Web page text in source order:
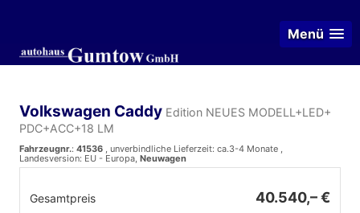
Menü
Volkswagen Caddy Edition NEUES MODELL+LED+
PDC+ACC+18 LM
Fahrzeugnr.: 41536 , unverbindliche Lieferzeit: ca.3-4 Monate ,
Landesversion: EU - Europa, Neuwagen
Gesamtpreis 40.540,– €